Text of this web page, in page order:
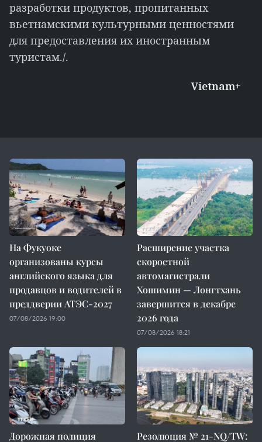
разработки продуктов, пропитанных
вьетнамскими культурными ценностями
для предоставления их иностранным
туристам./.
Vietnam+
На Фукуоке
организованы курсы
английского языка для
продавцов и водителей в
преддверии АТЭС-2027
07/08/2026 19:00
Расширение участка
скоростной
автомагистрали
Хошимин — Лонгтхань
завершится в декабре
2026 года
07/08/2026 18:21
Дорожная полиция Резолюция № 21-NQ/TW: